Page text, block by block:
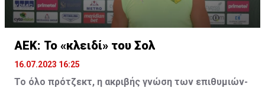
ΑΕΚ: Το «κλειδί» του Σολ
16.07.2023 16:25
Το όλο πρότζεκτ, η ακριβής γνώση των επιθυμιών-